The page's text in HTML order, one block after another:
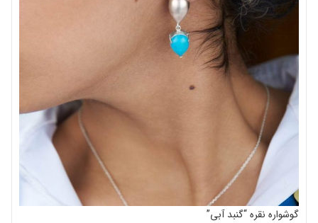
گوشواره نقره “گنبد آبی”